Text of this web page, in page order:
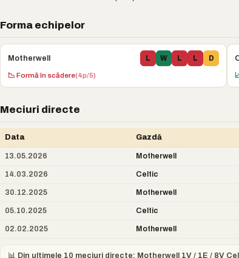
Forma echipelor
Motherwell L W L L D
📉 Formă în scădere(4p/5)
Meciuri directe
Data Gazdă
13.05.2026 Motherwell
14.03.2026 Celtic
30.12.2025 Motherwell
05.10.2025 Celtic
02.02.2025 Motherwell
📊 Din ultimele 10 meciuri directe: Motherwell 1V / 1E / 8V